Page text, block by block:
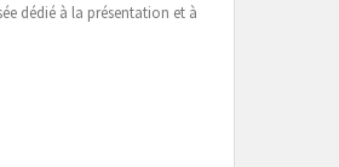
dédié à la présentation et à